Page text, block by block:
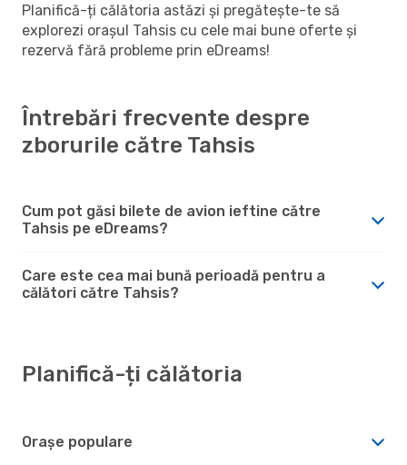
Planifică-ți călătoria astăzi și pregătește-te să
explorezi orașul Tahsis cu cele mai bune oferte și
rezervă fără probleme prin eDreams!
Întrebări frecvente despre
zborurile către Tahsis
Cum pot găsi bilete de avion ieftine către
Tahsis pe eDreams?
Care este cea mai bună perioadă pentru a
călători către Tahsis?
Planifică-ți călătoria
Orașe populare